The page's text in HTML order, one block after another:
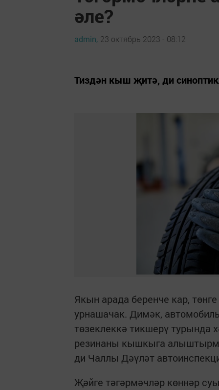
әле?
admin, 23 октябрь 2023 - 08:12
Тиздән кыш җитә, ди
Якын арада беренче кар,
урнашачак. Димәк,
төзеклеккә тикшерү турында
резинаны кышкыга
ди Чаллы Дәүләт
Җәйге тәгәрмәчләр көннәр